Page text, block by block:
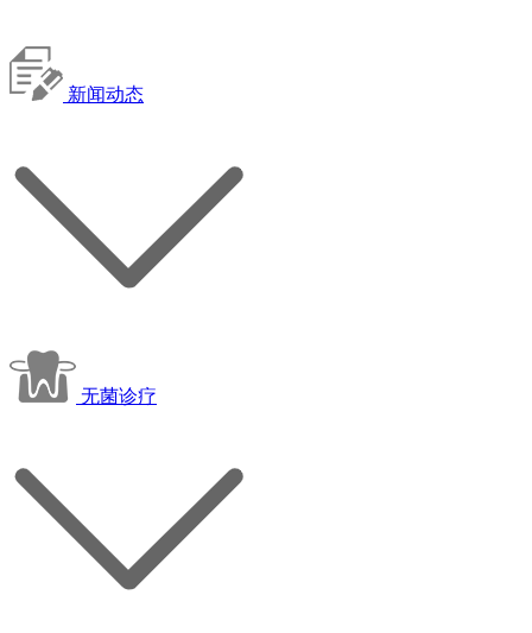
新闻动态
无菌诊疗